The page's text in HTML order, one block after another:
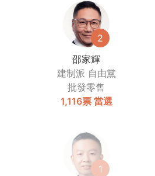
2
邵家輝
建制派 自由黨
批發零售
1,116票 當選
1